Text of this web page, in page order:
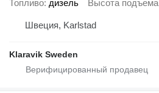
Топливо дизель Высота подъема
Швеция, Karlstad
Klaravik Sweden